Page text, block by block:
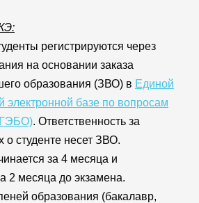
регистрируются через
на основании заказа
образования (ЗВО) в Единой
электронной базе по вопросам
. Ответственность за
о студенте несет ЗВО.
за 4 месяца и
2 месяца до экзамена.
образования (бакалавр,